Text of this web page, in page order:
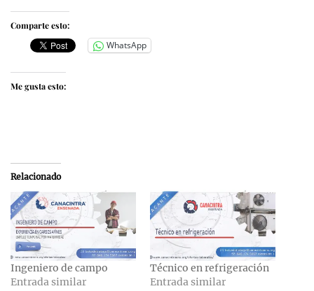
Comparte esto:
WhatsApp
Me gusta esto:
Relacionado
Ingeniero de campo
Entrada similar
Técnico en refrigeración
Entrada similar